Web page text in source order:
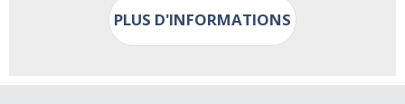
PLUS D'INFORMATIONS